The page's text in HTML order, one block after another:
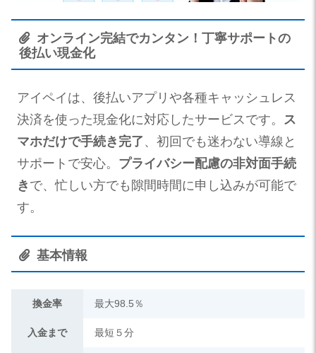
オンライン完結でカンタン！丁寧サポートの
後払い現金化
アイペイは、後払いアプリや各種キャッシュレス
決済を使った現金化に対応したサービスです。 ス
マホだけで手続き完了 、初回でも迷わない導線と
サポートで安心。 プライバシー配慮の非対面手続
き で、忙しい方でも隙間時間に申し込みが可能で
す。
基本情報
換金率 最大98.5％
入金まで 最短５分